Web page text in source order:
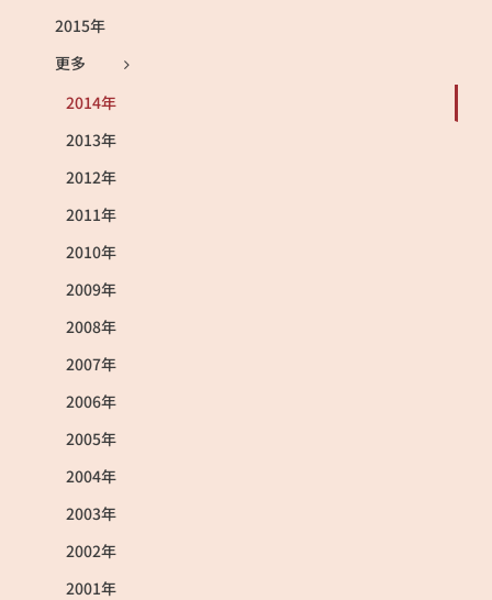
2015年
更多
2014年
2013年
2012年
2011年
2010年
2009年
2008年
2007年
2006年
2005年
2004年
2003年
2002年
2001年